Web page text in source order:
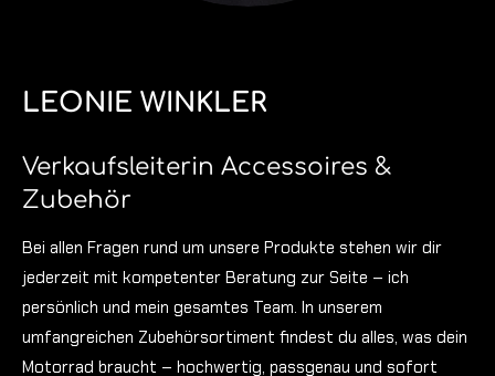
LEONIE WINKLER
Verkaufsleiterin Accessoires &
Zubehör
Bei allen Fragen rund um unsere Produkte stehen wir dir
jederzeit mit kompetenter Beratung zur Seite – ich
persönlich und mein gesamtes Team. In unserem
umfangreichen Zubehörsortiment findest du alles, was dein
Motorrad braucht – hochwertig, passgenau und sofort